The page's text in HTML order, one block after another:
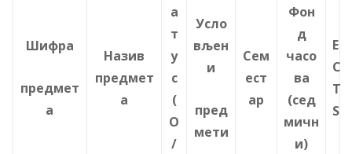
Шифра
предмет
а
Назив
предмет
а
а
т
у
с
(
О
/
Усло
вљен
и
пред
мети
Сем
ест
ар
Фон
д
часо
ва
(сед
мичн
и)
E
C
T
S